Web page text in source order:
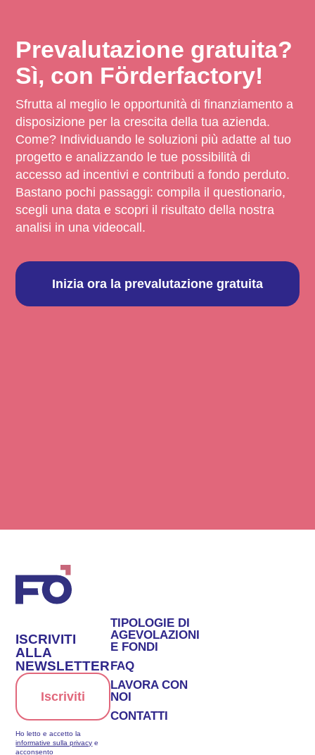
Prevalutazione gratuita?
Sì, con Förderfactory!
Sfrutta al meglio le opportunità di finanziamento a
disposizione per la crescita della tua azienda.
Come? Individuando le soluzioni più adatte al tuo
progetto e analizzando le tue possibilità di
accesso ad incentivi e contributi a fondo perduto.
Bastano pochi passaggi: compila il questionario,
scegli una data e scopri il risultato della nostra
analisi in una videocall.
Inizia ora la prevalutazione gratuita
TIPOLOGIE DI
AGEVOLAZIONI
E FONDI
FAQ
LAVORA CON
NOI
CONTATTI
ISCRIVITI
ALLA
NEWSLETTER
Iscriviti
Ho letto e accetto la
informative sulla privacy e
acconsento